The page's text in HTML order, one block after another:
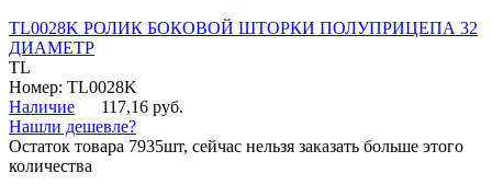
TL0028K РОЛИК БОКОВОЙ ШТОРКИ ПОЛУПРИЦЕПА 32
ДИАМЕТР
TL
Номер: TL0028K
Наличие
117,16 руб.
Нашли дешевле?
Остаток товара 7935шт, сейчас нельзя заказать больше этого
количества